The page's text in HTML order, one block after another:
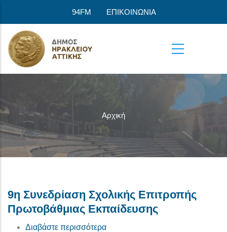
94FM ΕΠΙΚΟΙΝΩΝΙΑ
Αρχική
9η Συνεδρίαση Σχολικής Επιτροπής
Πρωτοβάθμιας Εκπαίδευσης
Διαβάστε περισσότεραγια το 9η Συνεδρίαση Σχολικής